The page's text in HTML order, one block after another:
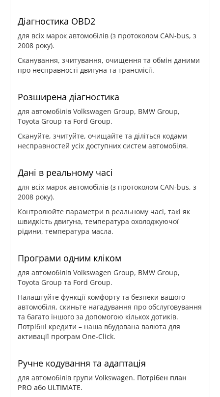
Діагностика OBD2
для всіх марок автомобілів (з протоколом CAN-bus, з
2008 року).
Сканування, зчитування, очищення та обмін даними
про несправності двигуна та трансмісії.
Розширена діагностика
для автомобілів Volkswagen Group, BMW Group,
Toyota Group та Ford Group.
Скануйте, зчитуйте, очищайте та діліться кодами
несправностей усіх доступних систем автомобіля.
Дані в реальному часі
для всіх марок автомобілів (з протоколом CAN-bus, з
2008 року).
Контролюйте параметри в реальному часі, такі як
швидкість двигуна, температура охолоджуючої
рідини, температура масла.
Програми одним кліком
для автомобілів Volkswagen Group, BMW Group,
Toyota Group та Ford Group.
Налаштуйте функції комфорту та безпеки вашого
автомобіля, скиньте нагадування про обслуговування
та багато іншого за допомогою кількох дотиків.
Потрібні кредити – наша вбудована валюта для
активації програм One-Click.
Ручне кодування та адаптація
для автомобілів групи Volkswagen. Потрібен план
PRO або ULTIMATE.